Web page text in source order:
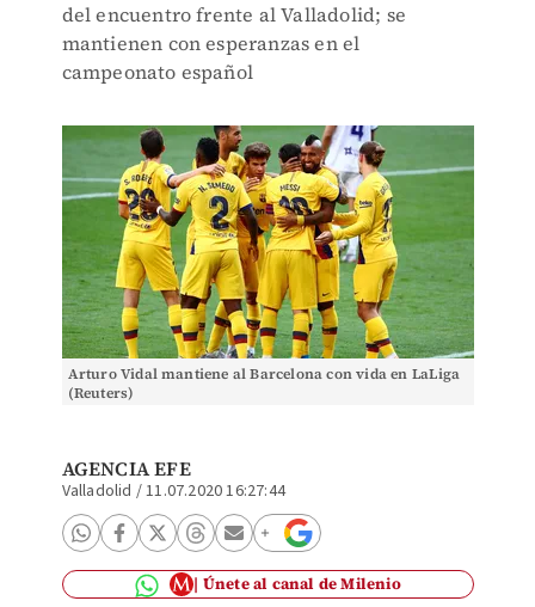
del encuentro frente al Valladolid; se
mantienen con esperanzas en el
campeonato español
Arturo Vidal mantiene al Barcelona con vida en LaLiga
(Reuters)
AGENCIA EFE
Valladolid /11.07.2020 16:27:44
Únete al canal de Milenio